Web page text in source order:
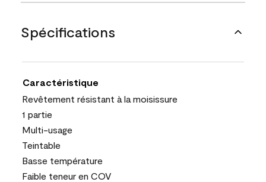
Spécifications
Caractéristique
Revêtement résistant à la moisissure
1 partie
Multi-usage
Teintable
Basse température
Faible teneur en COV